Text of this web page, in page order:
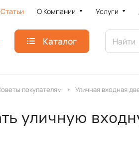
Статьи О Компании Услуги
Каталог
покупателям Уличная входная
уличную